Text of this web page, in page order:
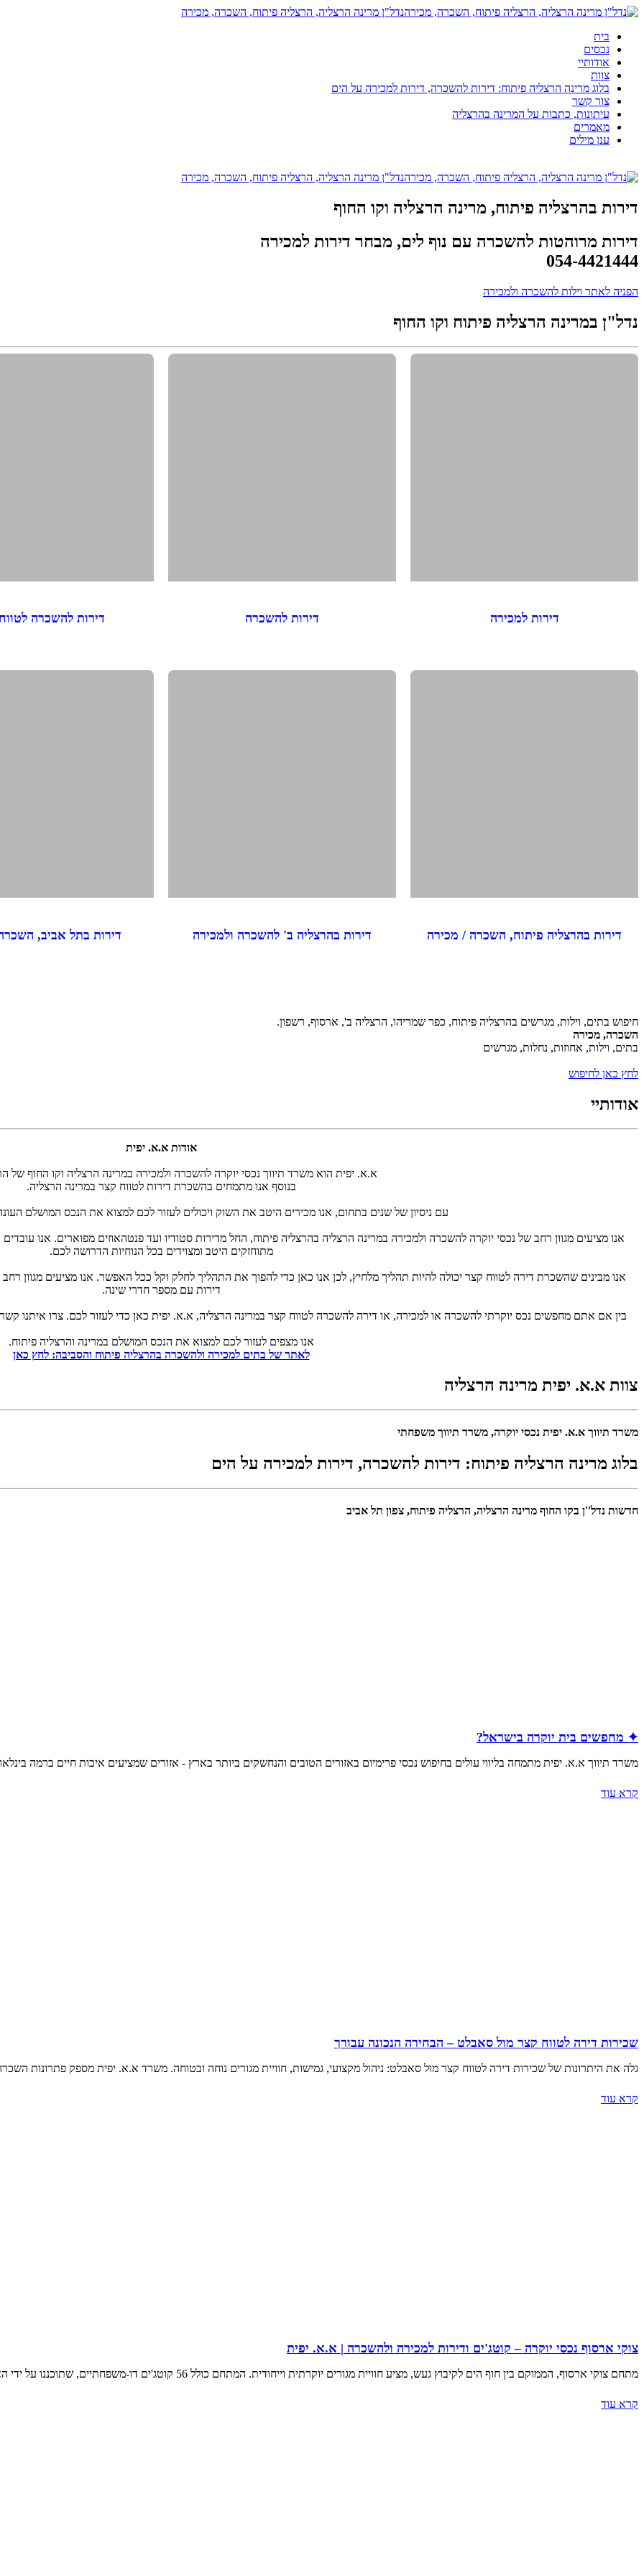
נדל"ן מרינה הרצליה, הרצליה פיתוח, השכרה, מכירה
בית
נכסים
אודותיי
צוות
בלוג מרינה הרצליה פיתוח: דירות להשכרה, דירות למכירה על הים
צור קשר
עיתונות, כתבות על המרינה בהרצליה
מאמרים
ענן מילים
נדל"ן מרינה הרצליה, הרצליה פיתוח, השכרה, מכירה
דירות בהרצליה פיתוח, מרינה הרצליה וקו החוף
דירות מרוהטות להשכרה עם נוף לים, מבחר דירות למכירה
054-4421444
הפניה לאתר וילות להשכרה ולמכירה
נדל"ן במרינה הרצליה פיתוח וקו החוף
דירות למכירה דירות להשכרה דירות להשכרה
דירות בהרצליה פיתוח, השכרה / מכירה דירות בהרצליה ב' להשכרה ולמכירה דירות בתל אביב,
חיפוש בתים, וילות, מגרשים בהרצליה פיתוח, כפר שמריהו, הרצליה ב', ארסוף, רשפון.
השכרה, מכירה
בתים, וילות, אחוזות, נחלות, מגרשים
לחץ כאן לחיפוש
אודותיי
אודות א.א. יפית
א.א. יפית הוא משרד תיווך נכסי יוקרה להשכרה ולמכירה במרינה הרצליה וקו החוף של
בנוסף אנו מתמחים בהשכרת דירות לטווח קצר במרינה הרצליה.
עם ניסיון של שנים בתחום, אנו מכירים היטב את השוק ויכולים לעזור לכם למצוא את הנכס המושלם
אנו מציעים מגוון רחב של נכסי יוקרה להשכרה ולמכירה במרינה הרצליה בהרצליה פיתוח, החל מדירות סטודיו ועד פנטהאוזים מפוארים. אנו
מתוחזקים היטב ומצוידים בכל הנוחיות הדרושה לכם.
אנו מבינים שהשכרת דירה לטווח קצר יכולה להיות תהליך מלחיץ, לכן אנו כאן כדי להפוך את התהליך לחלק וקל ככל האפשר. אנו מציעים מגוון
דירות עם מספר חדרי שינה.
בין אם אתם מחפשים נכס יוקרתי להשכרה או למכירה, או דירה להשכרה לטווח קצר במרינה הרצליה, א.א. יפית כאן כדי לעזור לכם. צרו איתנו
אנו מצפים לעזור לכם למצוא את הנכס המושלם במרינה והרצליה פיתוח.
לאתר של בתים למכירה ולהשכרה בהרצליה פיתוח והסביבה:לחץ כאן
צוות א.א. יפית מרינה הרצליה
משרד תיווך א.א. יפית נכסי יוקרה, משרד תיווך משפחתי
בלוג מרינה הרצליה פיתוח: דירות להשכרה, דירות למכירה על הים
חדשות נדל''ן בקו החוף מרינה הרצליה, הרצליה פיתוח, צפון תל אביב
✦ מחפשים בית יוקרה בישראל?
משרד תיווך א.א. יפית מתמחה בליווי עולים בחיפוש נכסי פרימיום באזורים הטובים והנחשקים ביותר בארץ - אזורים שמציעים איכות חיים ברמה
קרא עוד
שכירות דירה לטווח קצר מול סאבלט – הבחירה הנכונה עבורך
גלה את היתרונות של שכירות דירה לטווח קצר מול סאבלט: ניהול מקצועי, גמישות, חוויית מגורים נוחה ובטוחה. משרד א.א. יפית מספק פתרונות
קרא עוד
צוקי ארסוף נכסי יוקרה – קוטג'ים ודירות למכירה ולהשכרה | א.א. יפית
מתחם צוקי ארסוף, הממוקם בין חוף הים לקיבוץ געש, מציע חוויית מגורים יוקרתית וייחודית. המתחם כולל 56 קוטג'ים דו-משפחתיים, שתוכננו על ידי האדריכל אילן פיבקו, וכן דירות מפוארות עם נוף פנורמי לים.
קרא עוד